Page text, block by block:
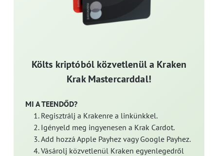
Költs kriptóból közvetlenül a Kraken
Krak Mastercarddal!
MI A TEENDŐD?
Regisztrálj a Krakenre a linkünkkel.
Igényeld meg ingyenesen a Krak Cardot.
Add hozzá Apple Payhez vagy Google Payhez.
Vásárolj közvetlenül Kraken egyenlegedről